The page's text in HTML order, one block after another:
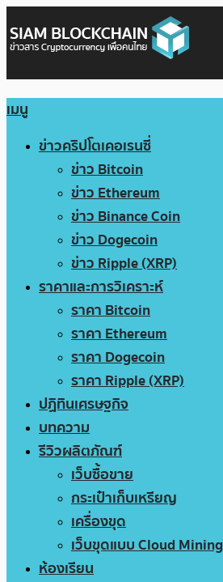
เมนู
ข่าวคริปโตเคอเรนซี่
ข่าว Bitcoin
ข่าว Ethereum
ข่าว Binance Coin
ข่าว Dogecoin
ข่าว Ripple (XRP)
ราคาและการวิเคราะห์
ราคา Bitcoin
ราคา Ethereum
ราคา Dogecoin
ราคา Ripple (XRP)
ปฏิทินเศรษฐกิจ
บทความ
รีวิวผลิตภัณฑ์
เว็บซื้อขาย
กระเป๋าเก็บเหรียญ
เครื่องขุด
เว็บขุดแบบ Cloud Mining
ห้องเรียน